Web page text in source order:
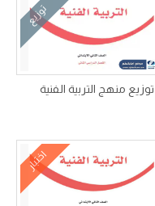
توزيع
توزيع منهج التربية الفنية
اختبار